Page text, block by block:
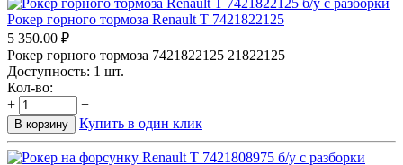
Рокер горного тормоза Renault T 7421822125
5 350.00 ₽
Рокер горного тормоза 7421822125 21822125
Доступность: 1 шт.
Кол-во:
+
−
В корзину Купить в один клик